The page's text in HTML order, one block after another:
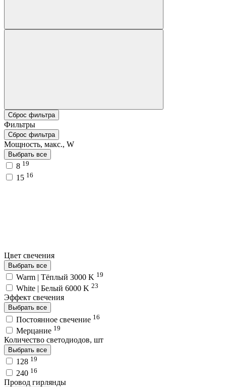
Сброс фильтра
Фильтры
Сброс фильтра
Мощность, макс., W
Выбрать все
8 19
15 16
Цвет свечения
Выбрать все
Warm | Тёплый 3000 K 19
White | Белый 6000 K 23
Эффект свечения
Выбрать все
Постоянное свечение 16
Мерцание 19
Количество светодиодов, шт
Выбрать все
128 19
240 16
Провод гирлянды